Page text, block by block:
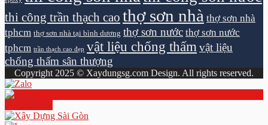
thi công trần thạch cao thợ sơn nhà thợ sơn nhà
tphcm thợ sơn nhà tại bình dương thợ sơn nước thợ sơn nước
tphcm trần thạch cao đẹp vật liệu chống thấm vật liệu
chống thấm sân thượng
Copyright 2025 © Xaydungsg.com Design. All rights reserved.